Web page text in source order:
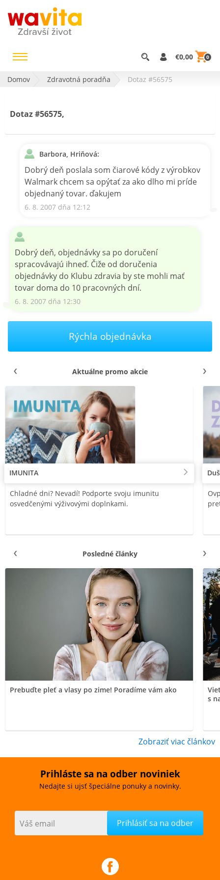
€0,00 0
Domov Zdravotná poradňa Dotaz #56575
Dotaz #56575,
Barbora, Hriňová:
Dobrý deň poslala som čiarové kódy z výrobkov
Walmark chcem sa opýtať za ako dlho mi príde
objednaný tovar. ďakujem
6. 8. 2007 dňa 12:12
Dobrý deň, objednávky sa po doručení
spracovávajú ihneď. Čiže od doručenia
objednávky do Klubu zdravia by ste mohli mať
tovar doma do 10 pracovných dní.
6. 8. 2007 dňa 12:30
Rýchla objednávka
Aktuálne promo akcie
IMUNITA
Chladné dni? Nevadí! Podporte svoju imunitu
osvedčenými výživovými doplnkami.
Posledné články
Prebuďte pleť a vlasy po zime! Poradíme vám ako
s
Zobraziť viac článkov
Prihláste sa na odber noviniek
Nedajte si ujsť špeciálne ponuky a novinky.
Váš email